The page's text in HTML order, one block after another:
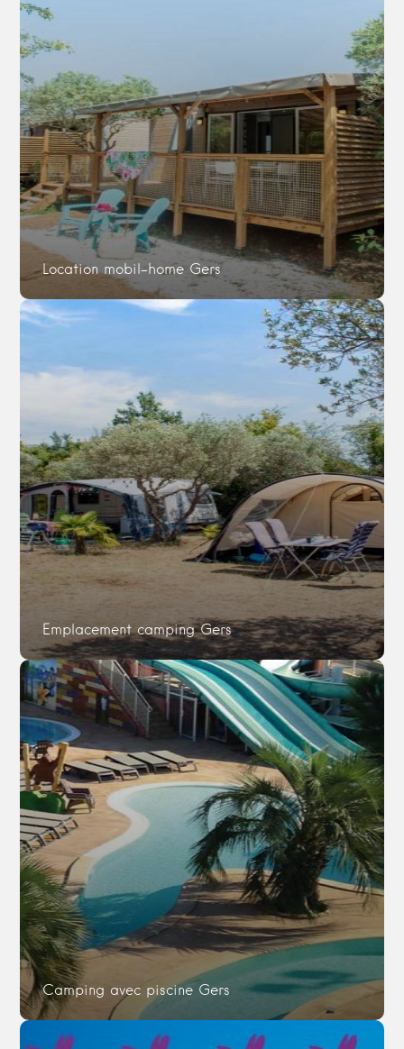
Location mobil-home Gers
Emplacement camping Gers
Camping avec piscine Gers